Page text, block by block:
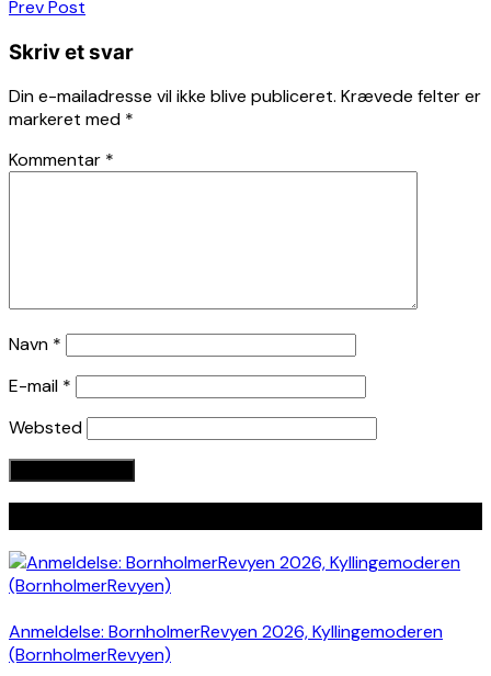
Indlægsnavigation
Prev Post
Skriv et svar
Din e-mailadresse vil ikke blive publiceret. Krævede felter er
markeret med *
Kommentar *
Navn *
E-mail *
Websted
Anmeldelse: BornholmerRevyen 2026, Kyllingemoderen
(BornholmerRevyen)